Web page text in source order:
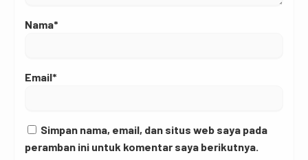
Nama*
Email*
Simpan nama, email, dan situs web saya pada
peramban ini untuk komentar saya berikutnya.